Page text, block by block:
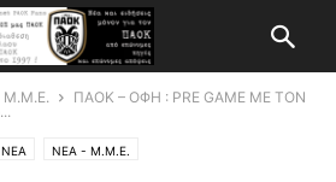
Μ.Μ.Ε.
ΠΑΟΚ – ΟΦΗ : PRE GAME ΜΕ ΤΟΝ
ΝΕΑ ΝΕΑ - Μ.Μ.Ε.